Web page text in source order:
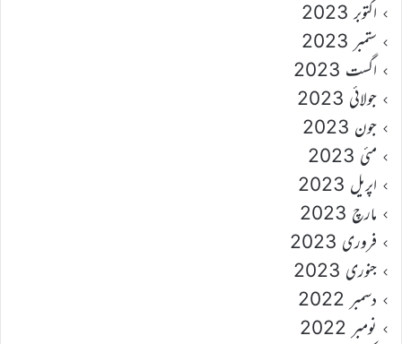
اکتوبر 2023
ستمبر 2023
اگست 2023
جولائی 2023
جون 2023
مئی 2023
اپریل 2023
مارچ 2023
فروری 2023
جنوری 2023
دسمبر 2022
نومبر 2022